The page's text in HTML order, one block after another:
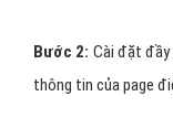
Bước 2: Cài đặt
thông tin của page